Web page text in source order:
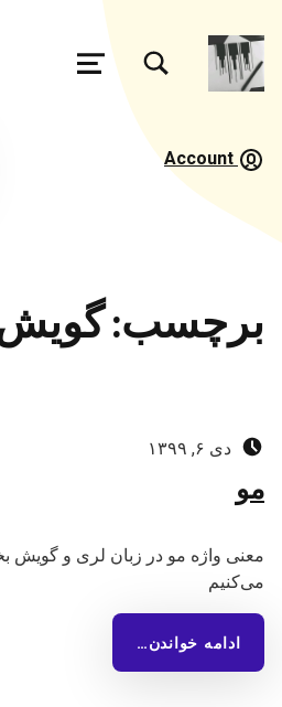
لغت
گویش
مئیوند
تغییر وضعیت جعبه مودال فرم جستجو
منو
Account
برچسب:گویش
ارسال‌شده در:دی ۶, ۱۳۹۹
مو
معنی واژه مو در زبان لری و گویش
می‌کنیم
ادامه خواندن…